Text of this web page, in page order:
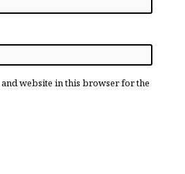
and website in this browser for the